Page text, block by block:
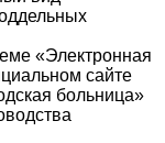
«Электронная
сайте
больница»